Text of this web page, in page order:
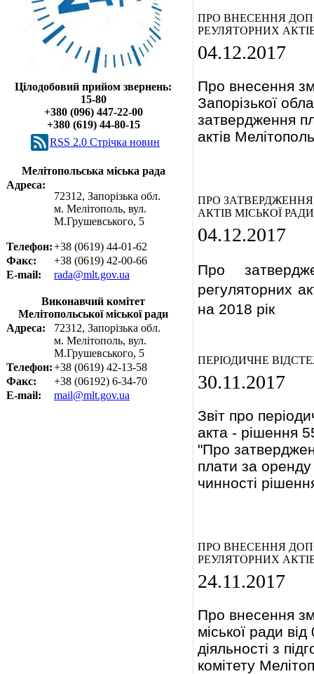
Цілодобовий прийом звернень:
15-80
+380 (096) 447-22-00
+380 (619) 44-80-15
RSS 2.0 Cтрічка новин
Мелітопольська міська рада
Адреса:
72312, Запорізька обл.
м. Мелітополь, вул.
М.Грушевського, 5
Телефон:+38 (0619) 44-01-62
Факс:
+38 (0619) 42-00-66
E-mail:
rada@mlt.gov.ua
Виконавчий комітет
Мелітопольської міської ради
Адреса:
72312, Запорізька обл.
м. Мелітополь, вул.
М.Грушевського, 5
Телефон:+38 (0619) 42-13-58
Факс:
+38 (06192) 6-34-70
E-mail:
mail@mlt.gov.ua
ПРО ВНЕСЕННЯ
РЕУЛЯТОРНИХ
04.12.2017
Про внесення
Запорізької
затвердження
актів
ПРО ЗАТВЕРДЖЕННЯ
АКТІВ МІСЬКОЇ РАДИ
04.12.2017
Про
регуляторних
на 2018 рік
ПЕРІОДИЧНЕ
30.11.2017
Звіт про
акта - рішення
"Про
плати за
чинності
ПРО ВНЕСЕННЯ
РЕУЛЯТОРНИХ
24.11.2017
Про внесення
міської ради
діяльності з
комітету